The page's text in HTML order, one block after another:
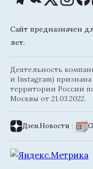
Сайт предназначен
лет.
Деятельность
и Instagram)
территории России
Москвы от 21.03.2022.
Дзен.Новости |